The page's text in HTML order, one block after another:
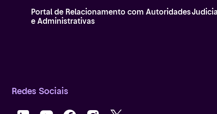
Portal de Relacionamento com Autoridades
e Administrativas
Redes Sociais